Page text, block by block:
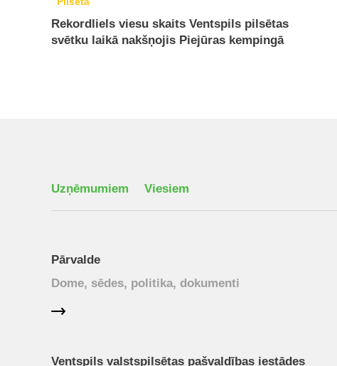
Rekordliels viesu skaits Ventspils pilsētas
svētku laikā nakšņojis Piejūras kempingā
Uzņēmumiem Viesiem
Pārvalde
Dome, sēdes, politika, dokumenti
Ventspils valstspilsētas pašvaldības iestādes